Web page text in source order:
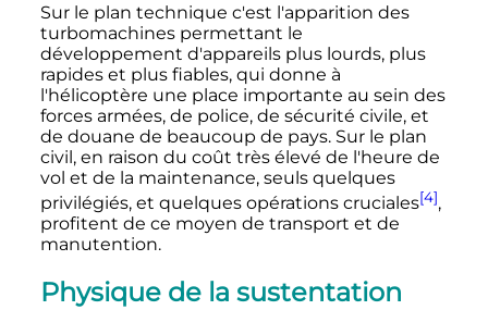
Sur le plan technique c'est l'apparition des
turbomachines permettant le
développement d'appareils plus lourds, plus
rapides et plus fiables, qui donne à
l'hélicoptère une place importante au sein des
forces armées, de police, de sécurité civile, et
de douane de beaucoup de pays. Sur le plan
civil, en raison du coût très élevé de l'heure de
vol et de la maintenance, seuls quelques
privilégiés, et quelques opérations cruciales[4],
profitent de ce moyen de transport et de
manutention.
Physique de la sustentation